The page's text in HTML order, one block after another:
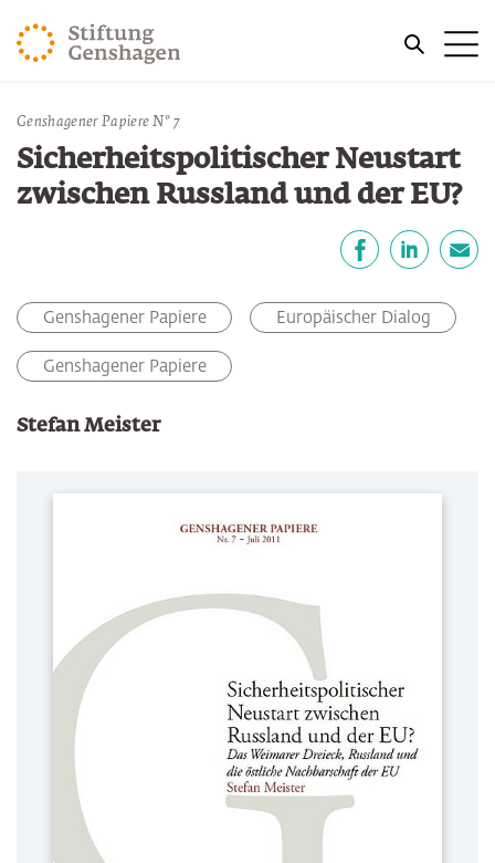
ZUM HAUPTINHALT SPRINGEN
ZUR SUCHE SPRINGEN
Sie befinden sich hier:
Start Publikationen
Genshagener Papiere N° 7
Sicherheitspolitischer Neustart
zwischen Russland und der EU?
Genshagener Papiere Europäischer Dialog
Genshagener Papiere
Stefan Meister